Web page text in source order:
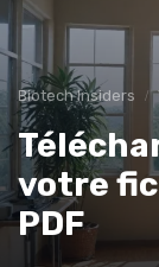
Biotech Insiders
votre
PDF